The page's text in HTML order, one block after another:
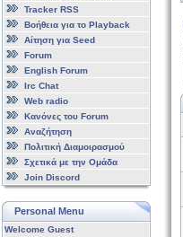
Tracker RSS
Βοήθεια για το Playback
Αίτηση για Seed
Forum
English Forum
Irc Chat
Web radio
Κανόνες του Forum
Αναζήτηση
Πολιτική Διαμοιρασμού
Σχετικά με την Ομάδα
Join Discord
Personal Menu
Welcome Guest